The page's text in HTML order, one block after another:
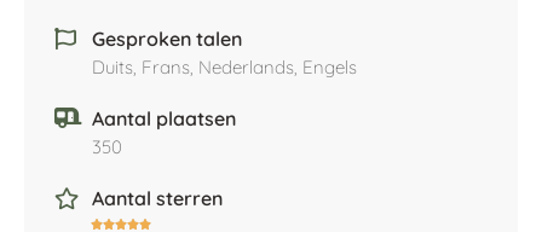
Gesproken talen
Duits, Frans, Nederlands, Engels
Aantal plaatsen
350
Aantal sterren
